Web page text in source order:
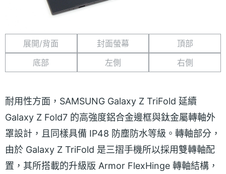
展開/背面 封面螢幕
頂部
底部
左側 右側
耐用性方面，SAMSUNG Galaxy Z TriFold 延續
Galaxy Z Fold7 的高強度鋁合金邊框與鈦金屬轉軸外
罩設計，且同樣具備 IP48 防塵防水等級。轉軸部分，
由於 Galaxy Z TriFold 是三摺手機所以採用雙轉軸配
置，其所搭載的升級版 Armor FlexHinge 轉軸結構，